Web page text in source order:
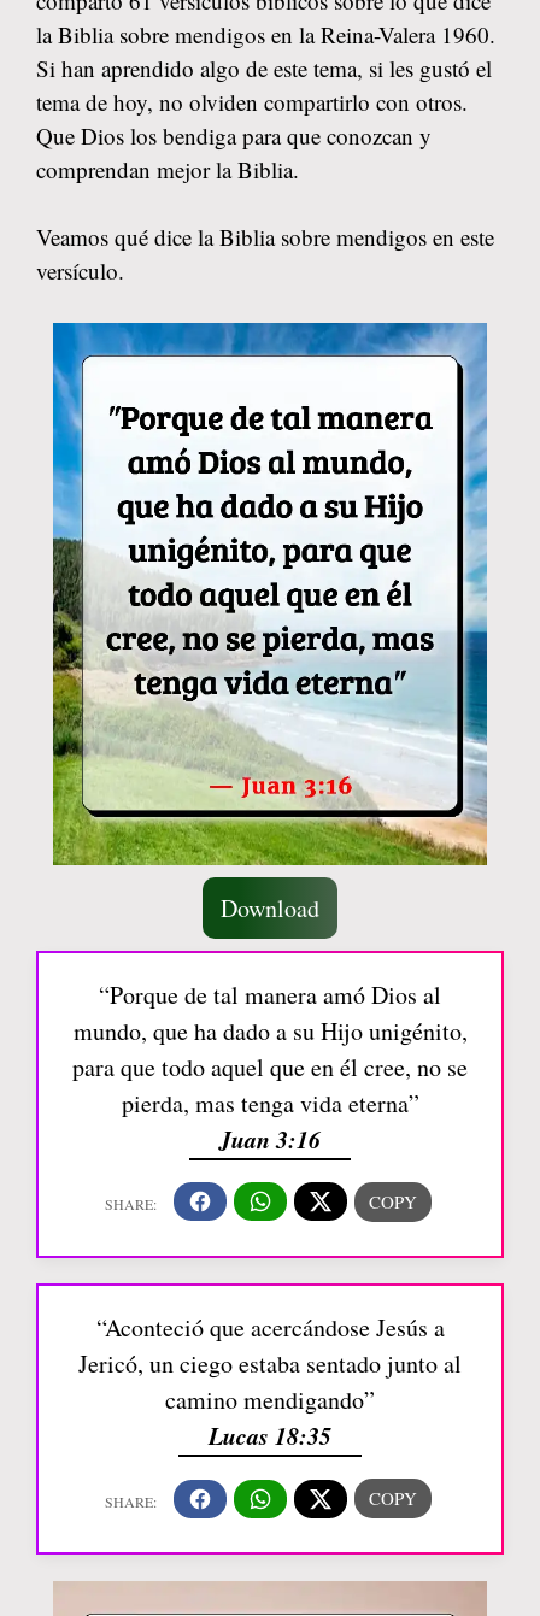
la Biblia sobre mendigos en la Reina-Valera 1960.
Si han aprendido algo de este tema, si les gustó el
tema de hoy, no olviden compartirlo con otros.
Que Dios los bendiga para que conozcan y
comprendan mejor la Biblia.
Veamos qué dice la Biblia sobre mendigos en este
versículo.
Download
“Porque de tal manera amó Dios al
mundo, que ha dado a su Hijo unigénito,
para que todo aquel que en él cree, no se
pierda, mas tenga vida eterna”
Juan 3:16
“Aconteció que acercándose Jesús a
Jericó, un ciego estaba sentado junto al
camino mendigando”
Lucas 18:35